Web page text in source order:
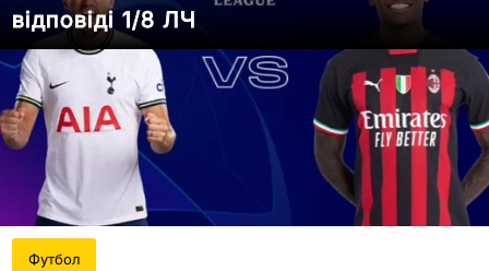
відповіді 1/8 ЛЧ
Футбол